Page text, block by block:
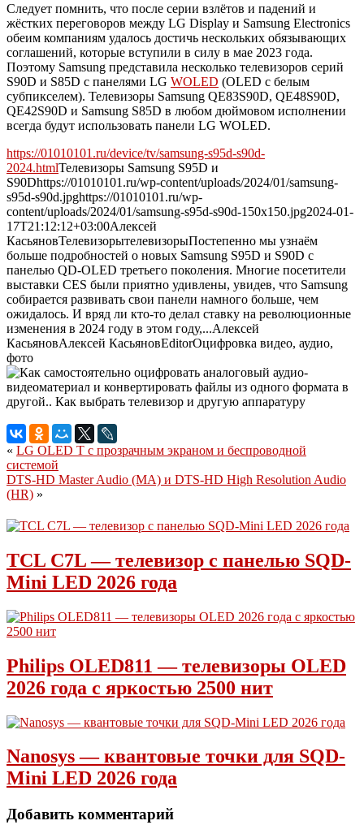
Следует помнить, что после серии взлётов и падений и
жёстких переговоров между LG Display и Samsung Electronics
обеим компаниям удалось достичь нескольких обязывающих
соглашений, которые вступили в силу в мае 2023 года.
Поэтому Samsung представила несколько телевизоров серий
S90D и S85D с панелями LG WOLED (OLED с белым
субпикселем). Телевизоры Samsung QE83S90D, QE48S90D,
QE42S90D и Samsung S85D в любом дюймовом исполнении
всегда будут использовать панели LG WOLED.
https://01010101.ru/device/tv/samsung-s95d-s90d-
2024.htmlТелевизоры Samsung S95D и
S90Dhttps://01010101.ru/wp-content/uploads/2024/01/samsung-
s95d-s90d.jpghttps://01010101.ru/wp-
content/uploads/2024/01/samsung-s95d-s90d-150x150.jpg2024-01-
17T21:12:12+03:00Алексей
КасьяновТелевизорытелевизорыПостепенно мы узнаём
больше подробностей о новых Samsung S95D и S90D с
панелью QD-OLED третьего поколения. Многие посетители
выставки CES были приятно удивлены, увидев, что Samsung
собирается развивать свои панели намного больше, чем
ожидалось. И вряд ли кто-то делал ставку на революционные
изменения в 2024 году в этом году,...Алексей
КасьяновАлексей КасьяновEditorОцифровка видео, аудио,
фото
« LG OLED T с прозрачным экраном и беспроводной
системой
DTS-HD Master Audio (MA) и DTS-HD High Resolution Audio
(HR) »
TCL C7L — телевизор с панелью SQD-
Mini LED 2026 года
Philips OLED811 — телевизоры OLED
2026 года с яркостью 2500 нит
Nanosys — квантовые точки для SQD-
Mini LED 2026 года
Добавить комментарий